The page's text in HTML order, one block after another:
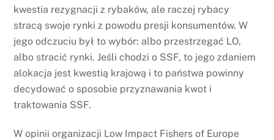
kwestia rezygnacji z rybaków, ale raczej rybacy
stracą swoje rynki z powodu presji konsumentów. W
jego odczuciu był to wybór: albo przestrzegać LO,
albo stracić rynki. Jeśli chodzi o SSF, to jego zdaniem
alokacja jest kwestią krajową i to państwa powinny
decydować o sposobie przyznawania kwot i
traktowania SSF.
W opinii organizacji Low Impact Fishers of Europe